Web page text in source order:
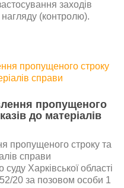
заходів
(контролю).
пропущеного
до матеріалів
строку та
справи
Харківської області
20 за позовом особи 1